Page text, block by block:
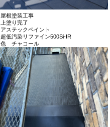
屋根塗装工事
上塗り完了
アステックペイント
超低汚染リファイン500Si-IR
色 チャコール